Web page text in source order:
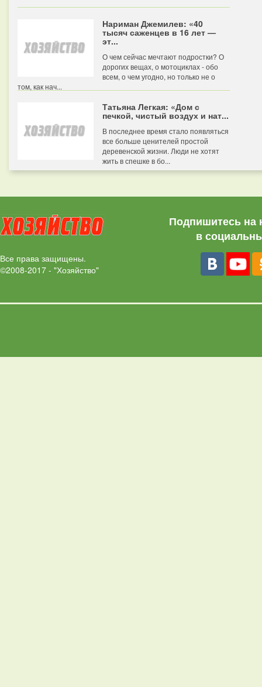
Нариман Джемилев: «40
тысяч саженцев в 16 лет —
эт...
О чем сейчас мечтают подростки? О
дорогих вещах, о мотоциклах - обо
всем, о чем угодно, но только не о
том, как нач...
Татьяна Легкая: «Дом с
печкой, чистый воздух и нат...
В последнее время стало появляться
все больше ценителей простой
деревенской жизни. Люди не хотят
жить в спешке в бо...
Все права защищены.
©2008-2017 - "Хозяйство"
Подпишитесь на
в